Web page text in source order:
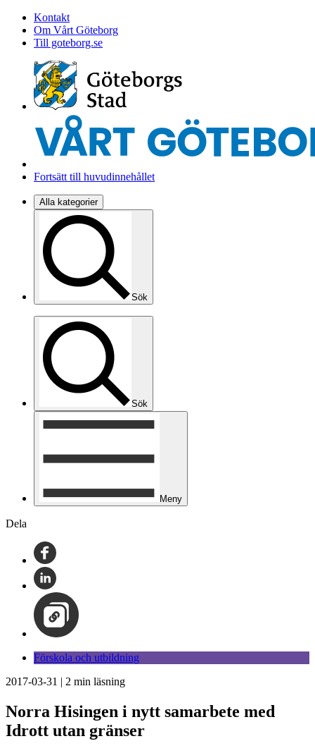
Kontakt
Om Vårt Göteborg
Till goteborg.se
Fortsätt till huvudinnehållet
Alla kategorier
Sök
Sök
Meny
Dela
Förskola och utbildning
2017-03-31 | 2 min läsning
Norra Hisingen i nytt samarbete med
Idrott utan gränser